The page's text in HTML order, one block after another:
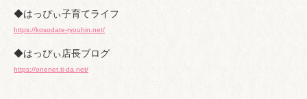
◆はっぴぃ子育てライフ
https://kosodate-ryouhin.net/
◆はっぴぃ店長ブログ
https://onenet.ti-da.net/